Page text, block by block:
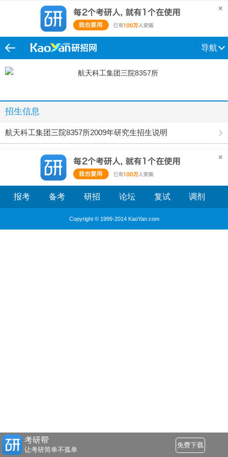
导航
招生信息
航天科工集团三院8357所2009年研究生招生说明
报考 备考 研招 论坛 复试 调剂
Copyright © 1999-2014 KaoYan.com
考研帮
让考研简单不孤单
免费下载